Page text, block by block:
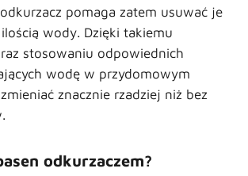
pomaga zatem usuwać je
wody. Dzięki takiemu
stosowaniu odpowiednich
wodę w przydomowym
znacznie rzadziej niż bez
odkurzaczem?